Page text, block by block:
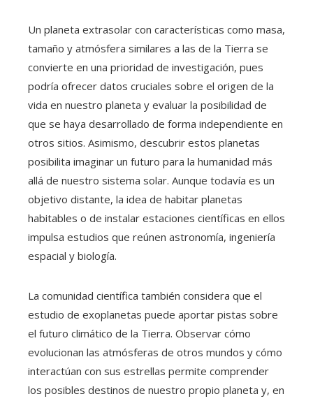
Un planeta extrasolar con características como masa,
tamaño y atmósfera similares a las de la Tierra se
convierte en una prioridad de investigación, pues
podría ofrecer datos cruciales sobre el origen de la
vida en nuestro planeta y evaluar la posibilidad de
que se haya desarrollado de forma independiente en
otros sitios. Asimismo, descubrir estos planetas
posibilita imaginar un futuro para la humanidad más
allá de nuestro sistema solar. Aunque todavía es un
objetivo distante, la idea de habitar planetas
habitables o de instalar estaciones científicas en ellos
impulsa estudios que reúnen astronomía, ingeniería
espacial y biología.
La comunidad científica también considera que el
estudio de exoplanetas puede aportar pistas sobre
el futuro climático de la Tierra. Observar cómo
evolucionan las atmósferas de otros mundos y cómo
interactúan con sus estrellas permite comprender
los posibles destinos de nuestro propio planeta y, en